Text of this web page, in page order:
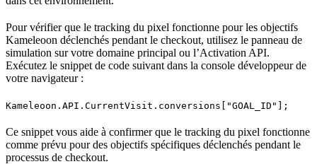
Pour vérifier que le tracking du pixel fonctionne pour les objectifs
Kameleoon déclenchés pendant le checkout, utilisez le panneau de
simulation sur votre domaine principal ou l’Activation API.
Exécutez le snippet de code suivant dans la console développeur de
votre navigateur :
Kameleoon.API.CurrentVisit.conversions["GOAL_ID"];
Ce snippet vous aide à confirmer que le tracking du pixel fonctionne
comme prévu pour des objectifs spécifiques déclenchés pendant le
processus de checkout.